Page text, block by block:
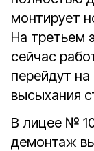
монтирует
На третьем
сейчас
перейдут
высыхания
В лицее №
демонтаж